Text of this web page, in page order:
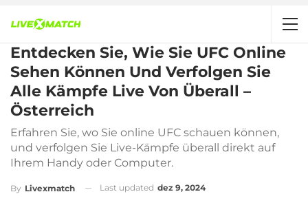
Entdecken Sie, Wie Sie UFC Online
Sehen Können Und Verfolgen Sie
Alle Kämpfe Live Von Überall –
Österreich
Erfahren Sie, wo Sie online UFC schauen können,
und verfolgen Sie Live-Kämpfe überall direkt auf
Ihrem Handy oder Computer.
By Livexmatch Last updated dez 9, 2024